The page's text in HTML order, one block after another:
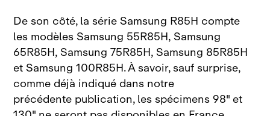
De son côté, la série Samsung R85H compte
les modèles Samsung 55R85H, Samsung
65R85H, Samsung 75R85H, Samsung 85R85H
et Samsung 100R85H. À savoir, sauf surprise,
comme déjà indiqué dans notre
précédente publication, les spécimens 98" et